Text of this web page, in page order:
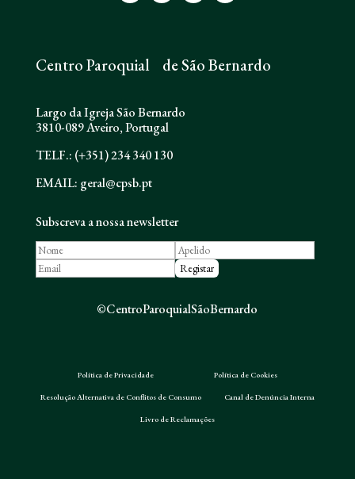
Centro Paroquial de São Bernardo
Largo da Igreja São Bernardo
3810-089 Aveiro, Portugal
TELF.: (+351) 234 340 130
EMAIL: geral@cpsb.pt
Subscreva a nossa newsletter
©CentroParoquialSãoBernardo
Política de Privacidade Política de Cookies
Resolução Alternativa de Conflitos de Consumo Canal de Denúncia Interna
Livro de Reclamações